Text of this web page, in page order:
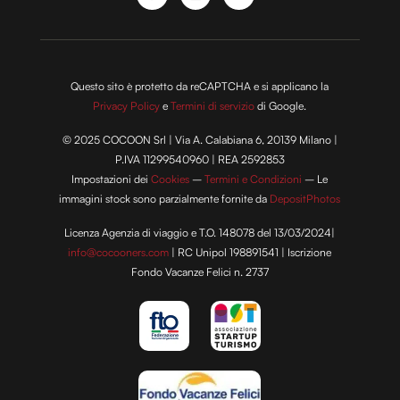
Questo sito è protetto da reCAPTCHA e si applicano la
Privacy Policy eTermini di servizio di Google.
© 2025 COCOON Srl | Via A. Calabiana 6, 20139 Milano |
P.IVA 11299540960 | REA 2592853
Impostazioni deiCookies –Termini e Condizioni – Le
immagini stock sono parzialmente fornite da DepositPhotos
Licenza Agenzia di viaggio e T.O. 148078 del 13/03/2024|
info@cocooners.com | RC Unipol 198891541 | Iscrizione
Fondo Vacanze Felici n. 2737